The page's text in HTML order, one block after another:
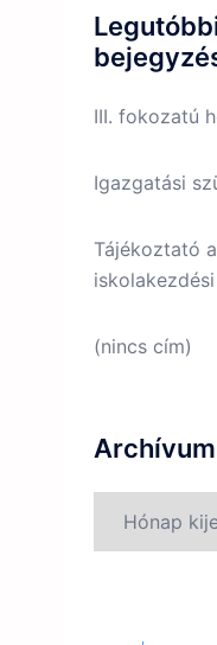
III. fokozatú
Igazgatási
Tájékoztató
(nincs cím)
Archívum